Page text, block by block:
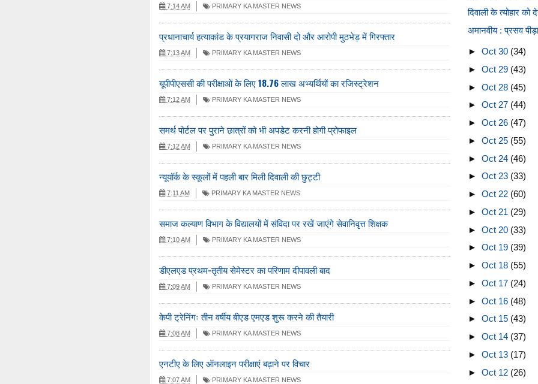
7:14 AM PRIMARY KA MASTER NEWS
प्रधानाचार्य हत्याकांड के प्रयागराज निवासी दो और आरोपी मुठभेड़ में गिरफ्तार
7:13 AM PRIMARY KA MASTER NEWS
यूपीपीएससी की परीक्षाओं के लिए 18.76 लाख अभ्यर्थियों का रजिस्ट्रेशन
7:12 AM PRIMARY KA MASTER NEWS
समर्थ पोर्टल पर पुराने छात्रों को भी अपडेट करनी होगी प्रोफाइल
7:12 AM PRIMARY KA MASTER NEWS
न्यूयॉर्क के स्कूलों में पहली बार मिली दिवाली की छुट्टी
7:11 AM PRIMARY KA MASTER NEWS
समाज कल्याण विभाग के विद्यालयों में संविदा पर रखें जाएंगे सेवानिवृत्त शिक्षक
7:10 AM PRIMARY KA MASTER NEWS
डीएलएड प्रथम-तृतीय सेमेस्टर का परिणाम दीपावली बाद
7:09 AM PRIMARY KA MASTER NEWS
केपी ट्रेनिंगः तीन वर्षीय बीएड एमएड शुरू करने की तैयारी
7:08 AM PRIMARY KA MASTER NEWS
एनटीए के लिए ऑनलाइन परीक्षाएं बढ़ाने पर विचार
7:07 AM PRIMARY KA MASTER NEWS
दिवाली के त्योहार
अमानवीय : प्रसव
► Oct 30 (34)
► Oct 29 (43)
► Oct 28 (45)
► Oct 27 (44)
► Oct 26 (47)
► Oct 25 (55)
► Oct 24 (46)
► Oct 23 (33)
► Oct 22 (60)
► Oct 21 (29)
► Oct 20 (33)
► Oct 19 (39)
► Oct 18 (55)
► Oct 17 (24)
► Oct 16 (48)
► Oct 15 (43)
► Oct 14 (37)
► Oct 13 (17)
► Oct 12 (26)